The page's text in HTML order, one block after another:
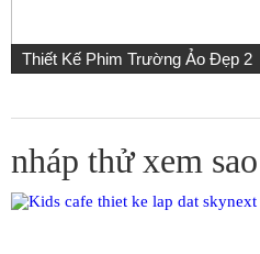
Thiết Kế Phim Trường Ảo Đẹp 2
nháp thử xem sao